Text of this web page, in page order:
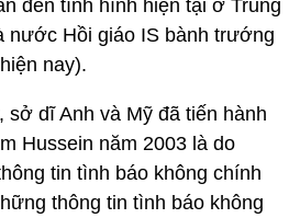
đến tình hình hiện tại ở Trung
nước Hồi giáo IS bành trướng
nay).
sở dĩ Anh và Mỹ đã tiến hành
Hussein năm 2003 là do
tin tình báo không chính
thông tin tình báo không